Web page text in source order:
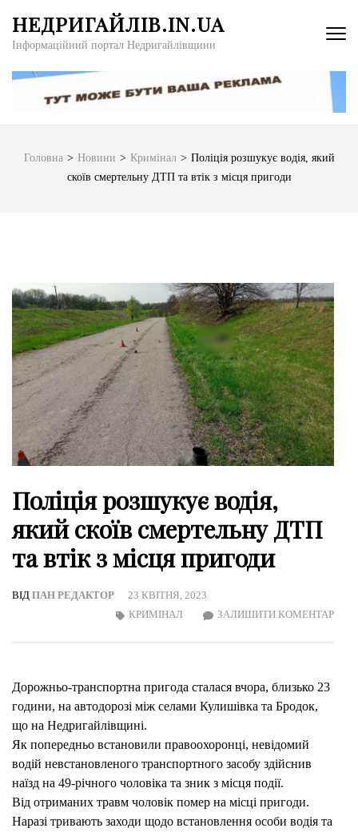
вмісту
Enter)
НЕДРИГАЙЛІВ.IN.UA
Інформаційний портал Недригайлівщини
Головна > Новини > Кримінал > Поліція розшукує водія, який
скоїв смертельну ДТП та втік з місця пригоди
Поліція розшукує водія,
який скоїв смертельну ДТП
та втік з місця пригоди
ВІД ПАН РЕДАКТОР
23 КВІТНЯ, 2023
ЗАЛИШИТИ КОМЕНТАРON
КРИМІНАЛ
Дорожньо-транспортна пригода сталася вчора, близько 23
години, на автодорозі між селами Кулишівка та Бродок,
що на Недригайлівщині.
Як попередньо встановили правоохоронці, невідомий
водій невстановленого транспортного засобу здійснив
наїзд на 49-річного чоловіка та зник з місця події.
Від отриманих травм чоловік помер на місці пригоди.
Наразі тривають заходи щодо встановлення особи водія та